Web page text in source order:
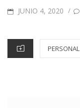
PUBLICADO
JUNIO 4, 2020 /
CATEGORÍAS
PERSONAL